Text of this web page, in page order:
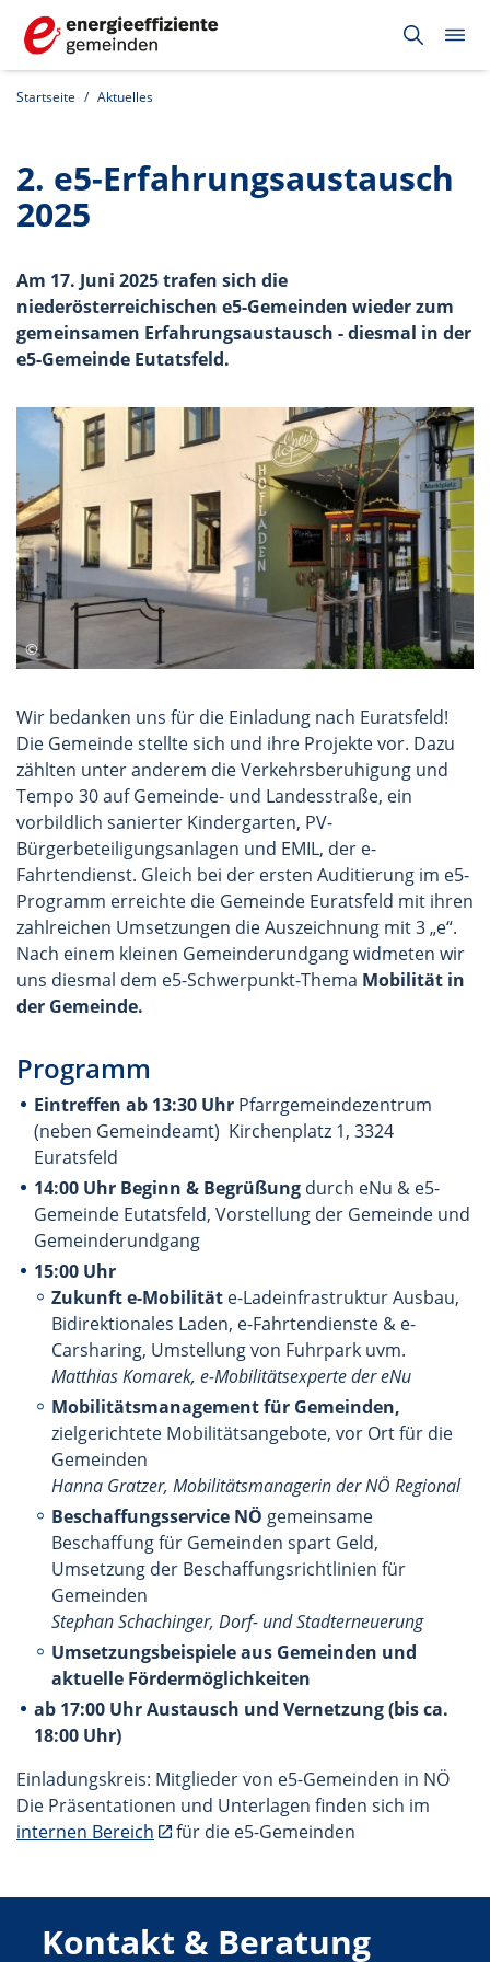
Startseite Aktuelles
2. e5-Erfahrungsaustausch
2025
Am 17. Juni 2025 trafen sich die
niederösterreichischen e5-Gemeinden wieder zum
gemeinsamen Erfahrungsaustausch - diesmal in der
e5-Gemeinde Eutatsfeld.
Wir bedanken uns für die Einladung nach Euratsfeld!
Die Gemeinde stellte sich und ihre Projekte vor. Dazu
zählten unter anderem die Verkehrsberuhigung und
Tempo 30 auf Gemeinde- und Landesstraße, ein
vorbildlich sanierter Kindergarten, PV-
Bürgerbeteiligungsanlagen und EMIL, der e-
Fahrtendienst. Gleich bei der ersten Auditierung im e5-
Programm erreichte die Gemeinde Euratsfeld mit ihren
zahlreichen Umsetzungen die Auszeichnung mit 3 „e“.
Nach einem kleinen Gemeinderundgang widmeten wir
uns diesmal dem e5-Schwerpunkt-Thema Mobilität in
der Gemeinde.
Programm
Eintreffen ab 13:30 Uhr Pfarrgemeindezentrum
(neben Gemeindeamt) Kirchenplatz 1, 3324
Euratsfeld
14:00 Uhr Beginn & Begrüßung durch eNu & e5-
Gemeinde Eutatsfeld, Vorstellung der Gemeinde und
Gemeinderundgang
15:00 Uhr
Zukunft e-Mobilität e-Ladeinfrastruktur Ausbau,
Bidirektionales Laden, e-Fahrtendienste & e-
Carsharing, Umstellung von Fuhrpark uvm.
Matthias Komarek, e-Mobilitätsexperte der eNu
Mobilitätsmanagement für Gemeinden,
zielgerichtete Mobilitätsangebote, vor Ort für die
Gemeinden
Hanna Gratzer, Mobilitätsmanagerin der NÖ Regional
Beschaffungsservice NÖ gemeinsame
Beschaffung für Gemeinden spart Geld,
Umsetzung der Beschaffungsrichtlinien für
Gemeinden
Stephan Schachinger, Dorf- und Stadterneuerung
Umsetzungsbeispiele aus Gemeinden und
aktuelle Fördermöglichkeiten
ab 17:00 Uhr Austausch und Vernetzung (bis ca.
18:00 Uhr)
Einladungskreis: Mitglieder von e5-Gemeinden in NÖ
Die Präsentationen und Unterlagen finden sich im
internen Bereich
für die e5-Gemeinden
Kontakt & Beratung